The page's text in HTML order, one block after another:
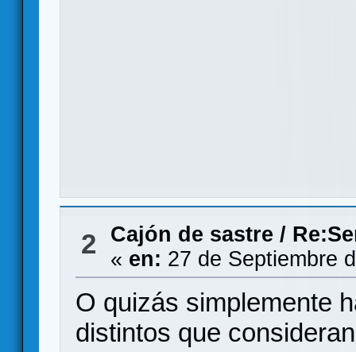
2 Cajón de sastre /
« en: 27 de Septiembre
O quizás simplemente
distintos que